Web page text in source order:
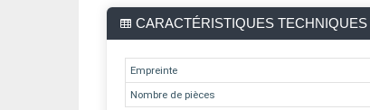
CARACTÉRISTIQUES TECHNIQUES
Empreinte
Nombre de pièces